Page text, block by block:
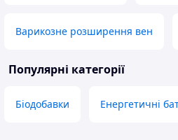
Варикозне розширення вен
Популярні категорії
Біодобавки Енергетичні